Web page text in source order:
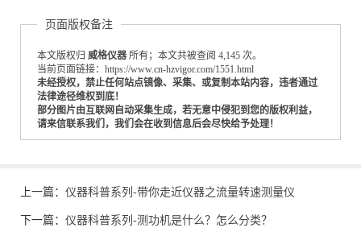
页面版权备注
本文版权归 威格仪器 所有；本文共被查阅 4,145 次。
当前页面链接：https://www.cn-hzvigor.com/1551.html
未经授权，禁止任何站点镜像、采集、或复制本站内容，违者通过
法律途径维权到底！
部分图片由互联网自动采集生成，若无意中侵犯到您的版权利益，
请来信联系我们，我们会在收到信息后会尽快给予处理！
上一篇： 仪器科普系列-带你走近仪器之流量转速测量仪
下一篇： 仪器科普系列-测功机是什么？怎么分类？